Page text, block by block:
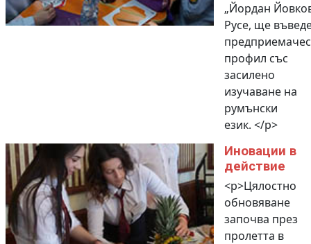
„Йордан
Русе, ще
профил със
засилено
изучаване на
румънски
език. </p>
Иновации в
действие
<p>Цялостно
обновяване
започва през
пролетта в